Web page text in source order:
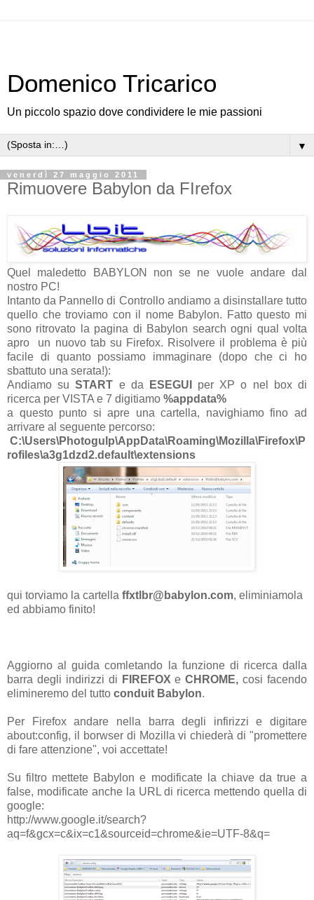
Domenico Tricarico
Un piccolo spazio dove condividere le mie passioni
▼
venerdì 27 maggio 2011
Rimuovere Babylon da FIrefox
Quel maledetto BABYLON non se ne vuole andare dal
nostro PC!
Intanto da Pannello di Controllo andiamo a disinstallare tutto
quello che troviamo con il nome Babylon. Fatto questo mi
sono ritrovato la pagina di Babylon search ogni qual volta
apro un nuovo tab su Firefox. Risolvere il problema è più
facile di quanto possiamo immaginare (dopo che ci ho
sbattuto una serata!):
Andiamo suSTART e da ESEGUI
per XP o nel box di
ricerca per VISTA e 7 digitiamo %appdata%
a questo punto si apre una cartella, navighiamo fino ad
arrivare al seguente percorso:
C:\Users\Photogulp\AppData\Roaming\Mozilla\Firefox\P
rofiles\a3g1dzd2.default\extensions
qui torviamo la cartella ffxtlbr@babylon.com, eliminiamola
ed abbiamo finito!
Aggiorno al guida comletando la funzione di ricerca dalla
barra degli indirizzi di FIREFOXeCHROME,cosi facendo
elimineremo del tutto conduit Babylon.
Per Firefox andare nella barra degli infirizzi e digitare
about:config, il borwser di Mozilla vi chiederà di "promettere
di fare attenzione", voi accettate!
Su filtro mettete Babylon e modificate la chiave da true a
false, modificate anche la URL di ricerca mettendo quella di
google:
http://www.google.it/search?
aq=f&gcx=c&ix=c1&sourceid=chrome&ie=UTF-8&q=